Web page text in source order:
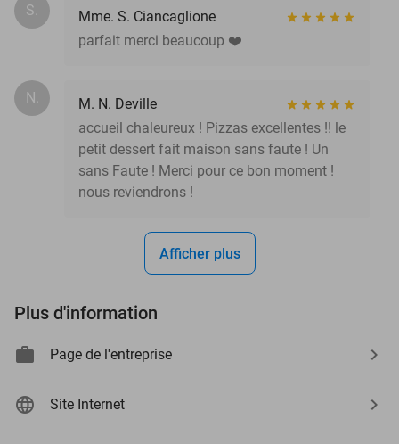
S.
Mme. S. Ciancaglione
parfait merci beaucoup ❤️
N.
M. N. Deville
accueil chaleureux ! Pizzas excellentes !! le
petit dessert fait maison sans faute ! Un
sans Faute ! Merci pour ce bon moment !
nous reviendrons !
Afficher plus
Plus d'information
Page de l'entreprise
Site Internet